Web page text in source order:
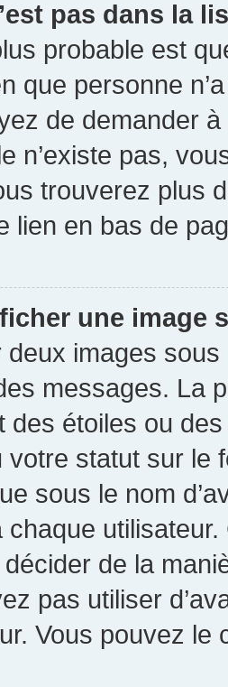
pas dans la
probable est
que personne
de demander à
n’existe pas,
trouverez plus
lien en bas de
une image
images
messages. La
des étoiles ou
votre statut sur le
sous le nom
utilisateur.
de la
pas utiliser
Vous pouvez